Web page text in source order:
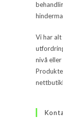
Vi har
nivå